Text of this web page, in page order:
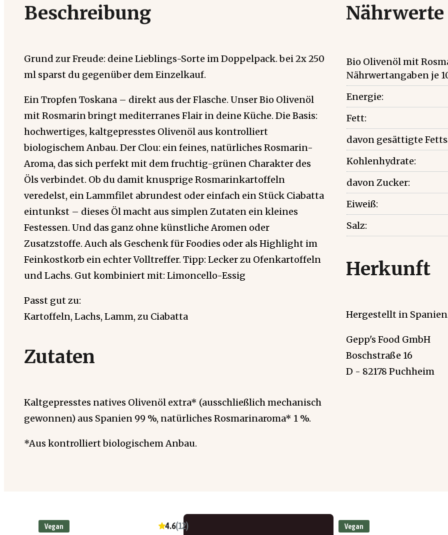
Beschreibung
Grund zur Freude: deine Lieblings-Sorte im Doppelpack. bei 2x 250
ml sparst du gegenüber dem Einzelkauf.
Ein Tropfen Toskana – direkt aus der Flasche. Unser Bio Olivenöl
mit Rosmarin bringt mediterranes Flair in deine Küche. Die Basis:
hochwertiges, kaltgepresstes Olivenöl aus kontrolliert
biologischem Anbau. Der Clou: ein feines, natürliches Rosmarin-
Aroma, das sich perfekt mit dem fruchtig-grünen Charakter des
Öls verbindet. Ob du damit knusprige Rosmarinkartoffeln
veredelst, ein Lammfilet abrundest oder einfach ein Stück Ciabatta
eintunkst – dieses Öl macht aus simplen Zutaten ein kleines
Festessen. Und das ganz ohne künstliche Aromen oder
Zusatzstoffe. Auch als Geschenk für Foodies oder als Highlight im
Feinkostkorb ein echter Volltreffer. Tipp: Lecker zu Ofenkartoffeln
und Lachs. Gut kombiniert mit: Limoncello-Essig
Passt gut zu:
Kartoffeln, Lachs, Lamm, zu Ciabatta
Zutaten
Kaltgepresstes natives Olivenöl extra* (ausschließlich mechanisch
gewonnen) aus Spanien 99 %, natürliches Rosmarinaroma* 1 %.
*Aus kontrolliert biologischem Anbau.
Nährwerte
Bio Olivenöl mit
Nährwertangaben je
Energie:
Fett:
davon gesättigte
Kohlenhydrate:
davon Zucker:
Eiweiß:
Salz:
Herkunft
Hergestellt in
Gepp's Food GmbH
Boschstraße 16
D - 82178 Puchheim
Vegan 4.6(12) Vegan